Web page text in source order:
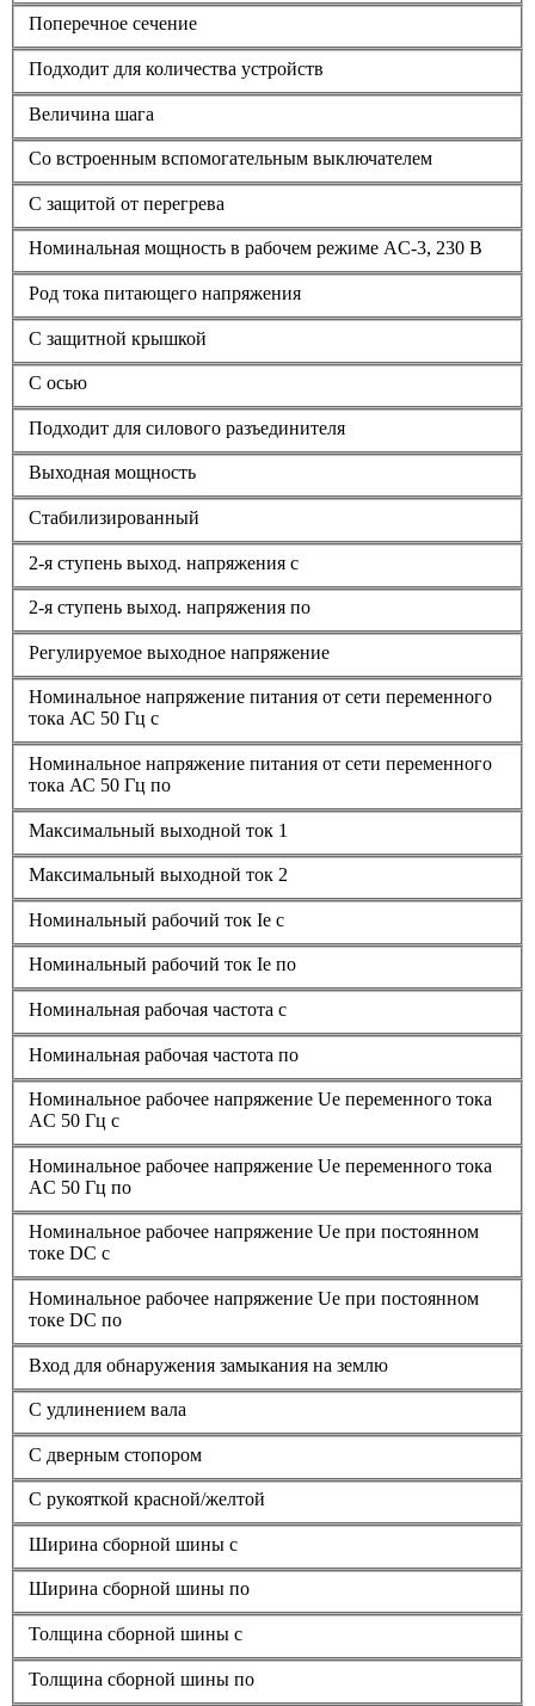
Поперечное сечение
Подходит для количества устройств
Величина шага
Со встроенным вспомогательным выключателем
С защитой от перегрева
Номинальная мощность в рабочем режиме AC-3, 230 В
Род тока питающего напряжения
С защитной крышкой
С осью
Подходит для силового разъединителя
Выходная мощность
Стабилизированный
2-я ступень выход. напряжения с
2-я ступень выход. напряжения по
Регулируемое выходное напряжение
Номинальное напряжение питания от сети переменного
тока АС 50 Гц с
Номинальное напряжение питания от сети переменного
тока АС 50 Гц по
Максимальный выходной ток 1
Максимальный выходной ток 2
Номинальный рабочий ток Ie с
Номинальный рабочий ток Ie по
Номинальная рабочая частота с
Номинальная рабочая частота по
Номинальное рабочее напряжение Ue переменного тока
AC 50 Гц с
Номинальное рабочее напряжение Ue переменного тока
AC 50 Гц по
Номинальное рабочее напряжение Ue при постоянном
токе DC с
Номинальное рабочее напряжение Ue при постоянном
токе DC по
Вход для обнаружения замыкания на землю
С удлинением вала
С дверным стопором
С рукояткой красной/желтой
Ширина сборной шины с
Ширина сборной шины по
Толщина сборной шины с
Толщина сборной шины по